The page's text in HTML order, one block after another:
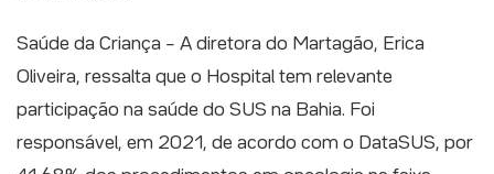
Saúde da Criança – A diretora do Martagão, Erica
Oliveira, ressalta que o Hospital tem relevante
participação na saúde do SUS na Bahia. Foi
responsável, em 2021, de acordo com o DataSUS, por